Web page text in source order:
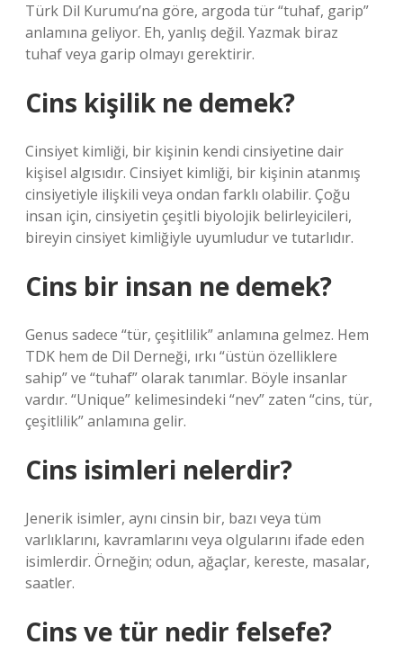
Türk Dil Kurumu’na göre, argoda tür “tuhaf, garip”
anlamına geliyor. Eh, yanlış değil. Yazmak biraz
tuhaf veya garip olmayı gerektirir.
Cins kişilik ne demek?
Cinsiyet kimliği, bir kişinin kendi cinsiyetine dair
kişisel algısıdır. Cinsiyet kimliği, bir kişinin atanmış
cinsiyetiyle ilişkili veya ondan farklı olabilir. Çoğu
insan için, cinsiyetin çeşitli biyolojik belirleyicileri,
bireyin cinsiyet kimliğiyle uyumludur ve tutarlıdır.
Cins bir insan ne demek?
Genus sadece “tür, çeşitlilik” anlamına gelmez. Hem
TDK hem de Dil Derneği, ırkı “üstün özelliklere
sahip” ve “tuhaf” olarak tanımlar. Böyle insanlar
vardır. “Unique” kelimesindeki “nev” zaten “cins, tür,
çeşitlilik” anlamına gelir.
Cins isimleri nelerdir?
Jenerik isimler, aynı cinsin bir, bazı veya tüm
varlıklarını, kavramlarını veya olgularını ifade eden
isimlerdir. Örneğin; odun, ağaçlar, kereste, masalar,
saatler.
Cins ve tür nedir felsefe?